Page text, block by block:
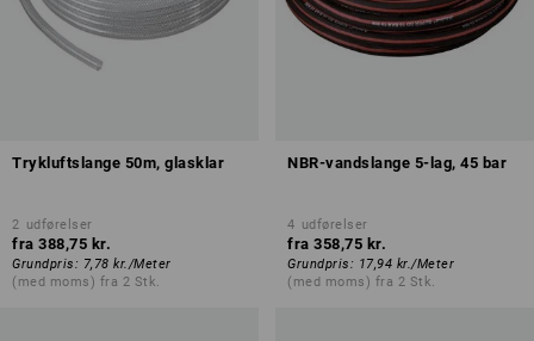
Trykluftslange 50m, glasklar
2 udførelser
fra 388,75 kr.
Grundpris: 7,78 kr./Meter
(med moms) fra 2 Stk.
NBR-vandslange 5-lag, 45 bar
4 udførelser
fra 358,75 kr.
Grundpris: 17,94 kr./Meter
(med moms) fra 2 Stk.